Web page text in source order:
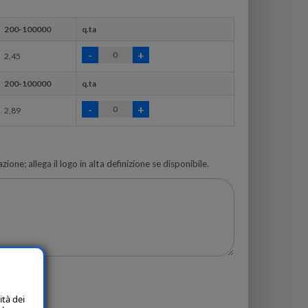
200-100000 q.ta
2,45
200-100000 q.ta
2,89
allega il logo in alta definizione se disponibile.
dei